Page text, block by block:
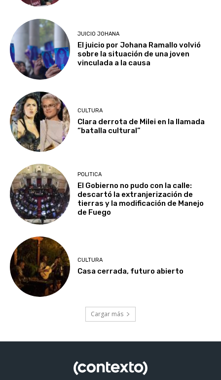
JUICIO JOHANA
El juicio por Johana Ramallo volvió
sobre la situación de una joven
vinculada a la causa
CULTURA
Clara derrota de Milei en la llamada
“batalla cultural”
POLITICA
El Gobierno no pudo con la calle:
descartó la extranjerización de
tierras y la modificación de Manejo
de Fuego
CULTURA
Casa cerrada, futuro abierto
Cargar más